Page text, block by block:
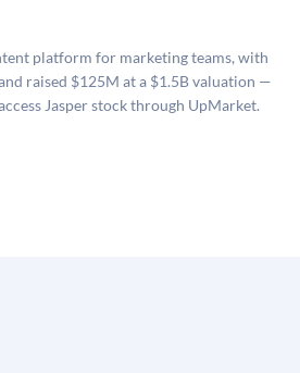
司折扣，以反映流动性不足和信
成投资建议，可能与实际交易价
platform for marketing teams, with
raised $125M at a $1.5B valuation —
Jasper stock through UpMarket.